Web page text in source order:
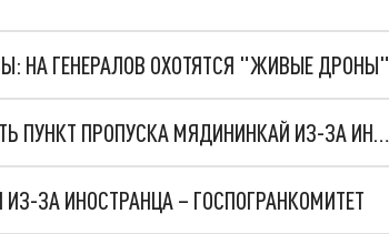
НА ГЕНЕРАЛОВ ОХОТЯТСЯ "ЖИВЫЕ ДРОНЫ"
ЛИТВА БОЛЬШЕ СУТОК ОТКАЗЫВАЕТСЯ ОТКРЫВАТЬ ПУНКТ ПРОПУСКА МЯДИНИНКАЙ ИЗ-ЗА ИНОСТРАНЦА
ЗА ИНОСТРАНЦА – ГОСПОГРАНКОМИТЕТ